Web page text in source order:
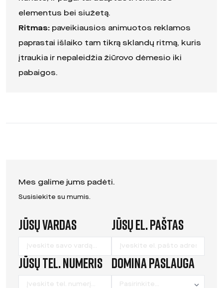
elementus bei siužetą.
Ritmas:paveikiausios animuotos reklamos
paprastai išlaiko tam tikrą sklandų ritmą, kuris
įtraukia ir nepaleidžia žiūrovo dėmesio iki
pabaigos.
Mes galime jums padėti.
Susisiekite su mumis.
Leave
this
field
blank
Jūsų vardas Jūsų el. paštas
Jūsų tel. numeris Domina paslauga